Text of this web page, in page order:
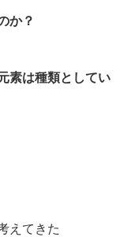
か？
素は種類としてい
えてきた